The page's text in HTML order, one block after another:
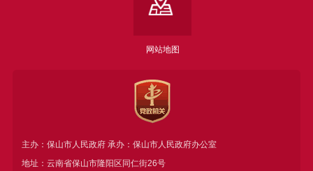
网站地图
主办：保山市人民政府 承办：保山市人民政府办公室
地址：云南省保山市隆阳区同仁街26号